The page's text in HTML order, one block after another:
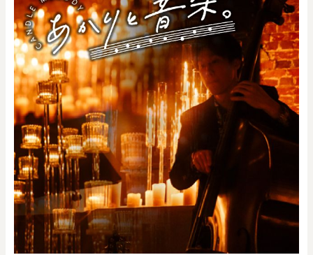
0 20000
円 ～ 円
クリア
色で探す